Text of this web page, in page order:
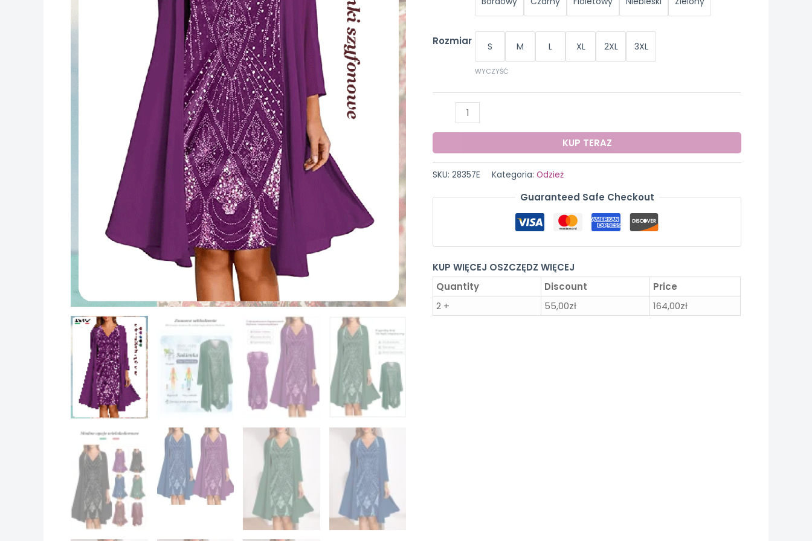
Rozmiar S M L XL 2XL 3XL
WYCZYŚĆ
MR&ER
Dress
KUP TERAZ
SKU:28357E Kategoria:Odzież
Guaranteed Safe Checkout
KUP WIĘCEJ OSZCZĘDZ WIĘCEJ
Quantity
Discount
Price
2 +
55,00zł 164,00zł